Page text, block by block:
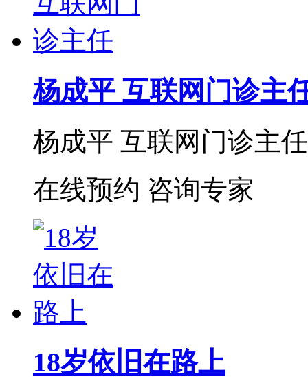
杨成平 互联网门诊主
杨成平 互联网门诊主
在线预约 咨询专家
18岁依旧在路上